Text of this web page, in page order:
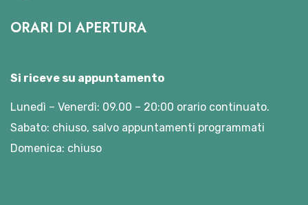
ORARI DI APERTURA
Si riceve su appuntamento
Lunedì – Venerdì: 09.00 – 20:00 orario continuato.
Sabato: chiuso, salvo appuntamenti programmati
Domenica: chiuso